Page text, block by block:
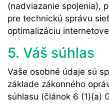
(nadviazanie spojenia),
pre technickú správu
optimalizáciu
5. Váš súhlas
Vaše osobné údaje sú
základe zákonného
súhlasu (článok 6 (1)(a)